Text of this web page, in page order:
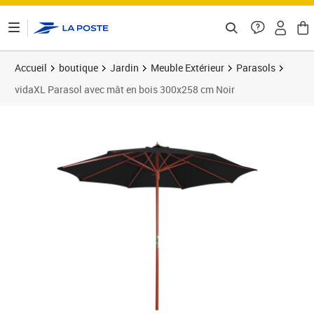
Accueil boutique Jardin Meuble Extérieur
Parasols
vidaXL Parasol avec mât en bois 300x258 cm Noir